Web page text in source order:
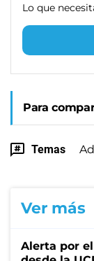
Lo que
Para
Temas
Ver más
Alerta por